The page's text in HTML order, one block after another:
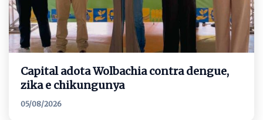
Capital adota Wolbachia contra dengue,
zika e chikungunya
05/08/2026